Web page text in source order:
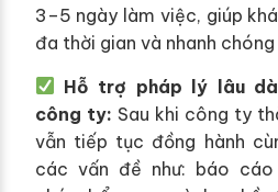
3–5 ngày làm việc, giúp
đa thời gian và nhanh
Hỗ trợ pháp lý lâu
công ty: Sau khi công ty
vẫn tiếp tục đồng hành
các vấn đề như: báo